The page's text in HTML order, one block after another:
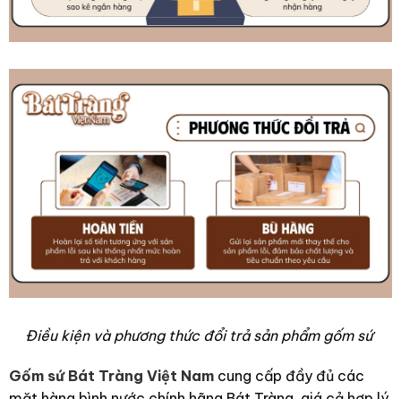
Điều kiện và phương thức đổi trả sản phẩm gốm sứ
Gốm sứ Bát Tràng Việt Nam cung cấp đầy đủ các